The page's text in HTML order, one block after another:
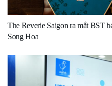
The Reverie Saigon ra mắt BST
Song Hoa